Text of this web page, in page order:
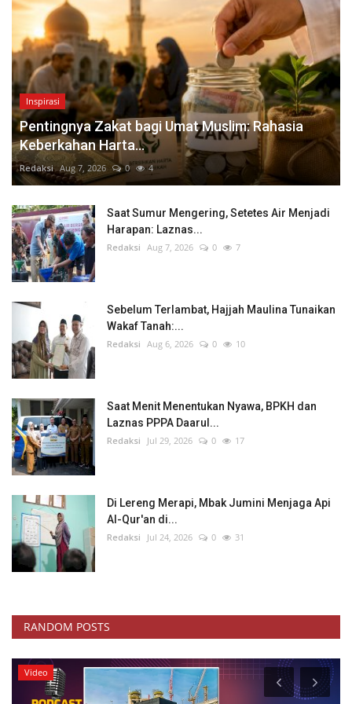
Inspirasi
Pentingnya Zakat bagi Umat Muslim: Rahasia
Keberkahan Harta...
Redaksi Aug 7, 2026 0 4
Saat Sumur Mengering, Setetes Air Menjadi
Harapan: Laznas...
Redaksi Aug 7, 2026 0 7
Sebelum Terlambat, Hajjah Maulina Tunaikan
Wakaf Tanah:...
Redaksi Aug 6, 2026 0 10
Saat Menit Menentukan Nyawa, BPKH dan
Laznas PPPA Daarul...
Redaksi Jul 29, 2026 0 17
Di Lereng Merapi, Mbak Jumini Menjaga Api
Al-Qur'an di...
Redaksi Jul 24, 2026 0 31
RANDOM POSTS
News